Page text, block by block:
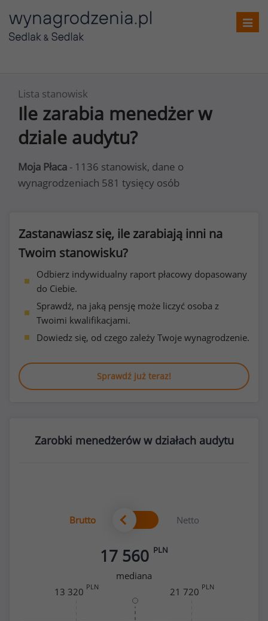
Lista stanowisk
Ile zarabia menedżer w
dziale audytu?
Moja Płaca - 1136 stanowisk, dane o
wynagrodzeniach 581 tysięcy osób
Zastanawiasz się, ile zarabiają inni na
Twoim stanowisku?
Odbierz indywidualny raport płacowy dopasowany
do Ciebie.
Sprawdź, na jaką pensję może liczyć osoba z
Twoimi kwalifikacjami.
Dowiedz się, od czego zależy Twoje wynagrodzenie.
Sprawdź już teraz!
Zarobki menedżerów w działach audytu
Brutto Netto
17 560 PLN
mediana
13 320 PLN 21 720 PLN